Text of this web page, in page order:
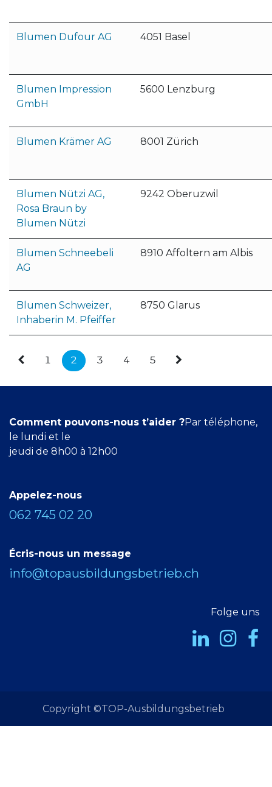
Blumen Dufour AG 4051 Basel
Blumen Impression
GmbH
5600 Lenzburg
Blumen Krämer AG 8001 Zürich
Blumen Nützi AG,
Rosa Braun by
Blumen Nützi
9242 Oberuzwil
Blumen Schneebeli
AG
8910 Affoltern am Albis
Blumen Schweizer,
Inhaberin M. Pfeiffer
8750 Glarus
1 2 3 4 5
Comment pouvons-nous t’aider ?Par téléphone,
le lundi et le
jeudi de 8h00 à 12h00
Appelez-nous
062 745 02 20
Écris-nous un message
info@topausbildungsbetrieb.ch
Folge uns
Copyright ©TOP-Ausbildungsbetrieb